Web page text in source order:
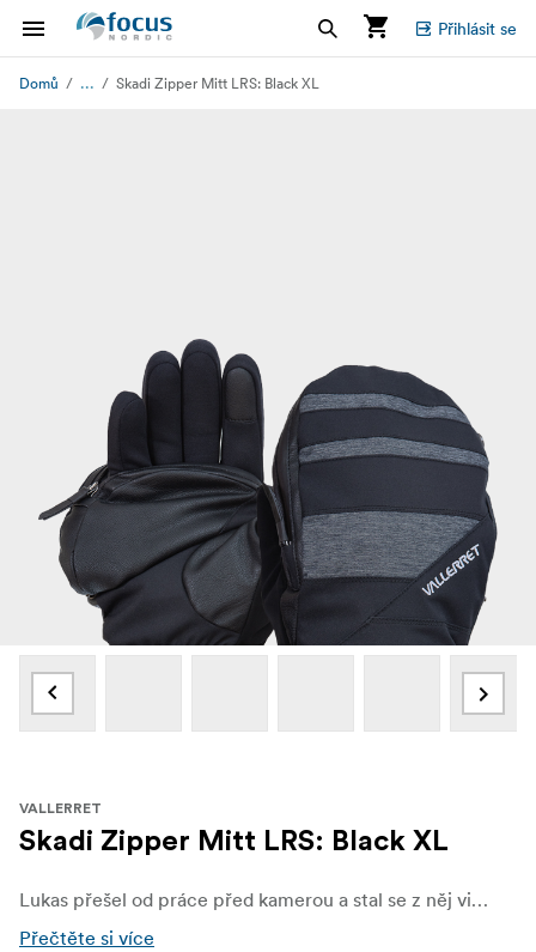
Přihlásit se
Domů ... Skadi Zipper Mitt LRS: Black XL
VALLERRET
Skadi Zipper Mitt LRS: Black XL
Lukas přešel od práce před kamerou a stal se z něj videograf a manažer produkce. A stále si s oblibou balí své vybavení a používá jej. Od filmování snowboardingu na odlehlých místech po řezání dřeva venku v zimě potřebuje Lukas naprostou univerzálnost, aby mu umožnila práci a pokračování v natáčení daného filmu i v nejchladnějších dnech.
Přečtěte si více